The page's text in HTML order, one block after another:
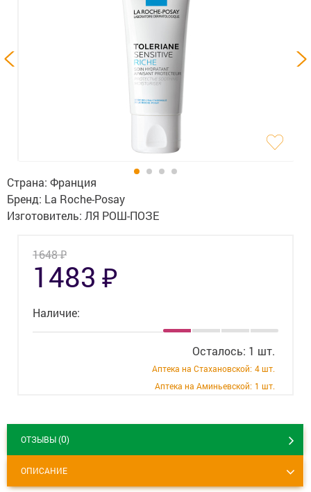
Гигиена
Изделия медицинского назначения
Оптика
Ортопедия
Уход за больными
Скидки и акции
Вакансии
Страна: Франция
Бренд: La Roche-Posay
Изготовитель: ЛЯ РОШ-ПОЗЕ
1648₽
1483 ₽
Наличие:
Осталось: 1 шт.
Аптека на Стахановской: 4 шт.
Аптека на Аминьевской: 1 шт.
ОТЗЫВЫ (0)
ОПИСАНИЕ